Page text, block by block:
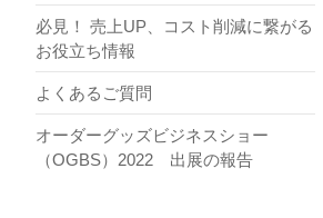
必見！ 売上UP、コスト削減に繋がる
お役立ち情報
よくあるご質問
オーダーグッズビジネスショー
（OGBS）2022 出展の報告